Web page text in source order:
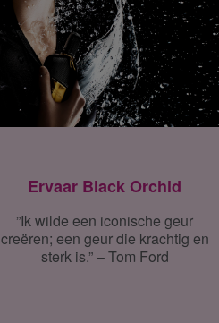
Ervaar Black Orchid
”Ik wilde een iconische geur
creëren; een geur die krachtig en
sterk is.” – Tom Ford